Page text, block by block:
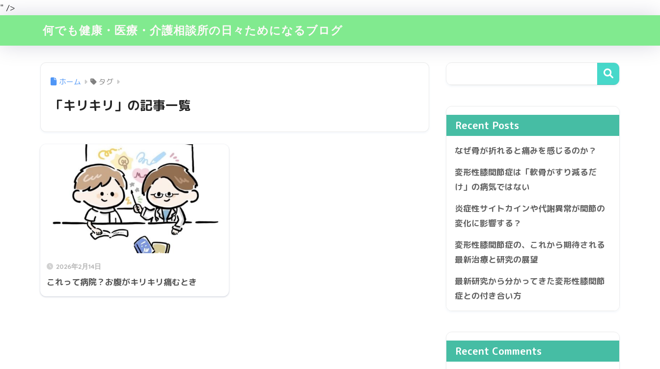
" />
何でも健康・医療・介護相談所の日々ためになるブログ
ホーム タグ
「キリキリ」の記事一覧
2026年2月14日
これって病院？お腹がキリキリ痛むとき
Recent Posts
なぜ骨が折れると痛みを感じるのか？
変形性膝関節症は「軟骨がすり減るだ
け」の病気ではない
炎症性サイトカインや代謝異常が関節の
変化に影響する？
変形性膝関節症の、これから期待される
最新治療と研究の展望
最新研究から分かってきた変形性膝関節
症との付き合い方
Recent Comments